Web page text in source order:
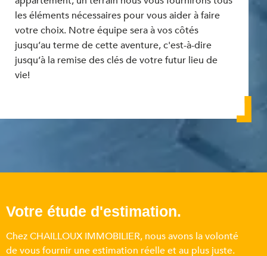
les éléments nécessaires pour vous aider à faire
votre choix. Notre équipe sera à vos côtés
jusqu’au terme de cette aventure, c'est-à-dire
jusqu’à la remise des clés de votre futur lieu de
vie!
Votre étude d'estimation.
Chez CHAILLOUX IMMOBILIER, nous avons la volonté
de vous fournir une estimation réelle et au plus juste.